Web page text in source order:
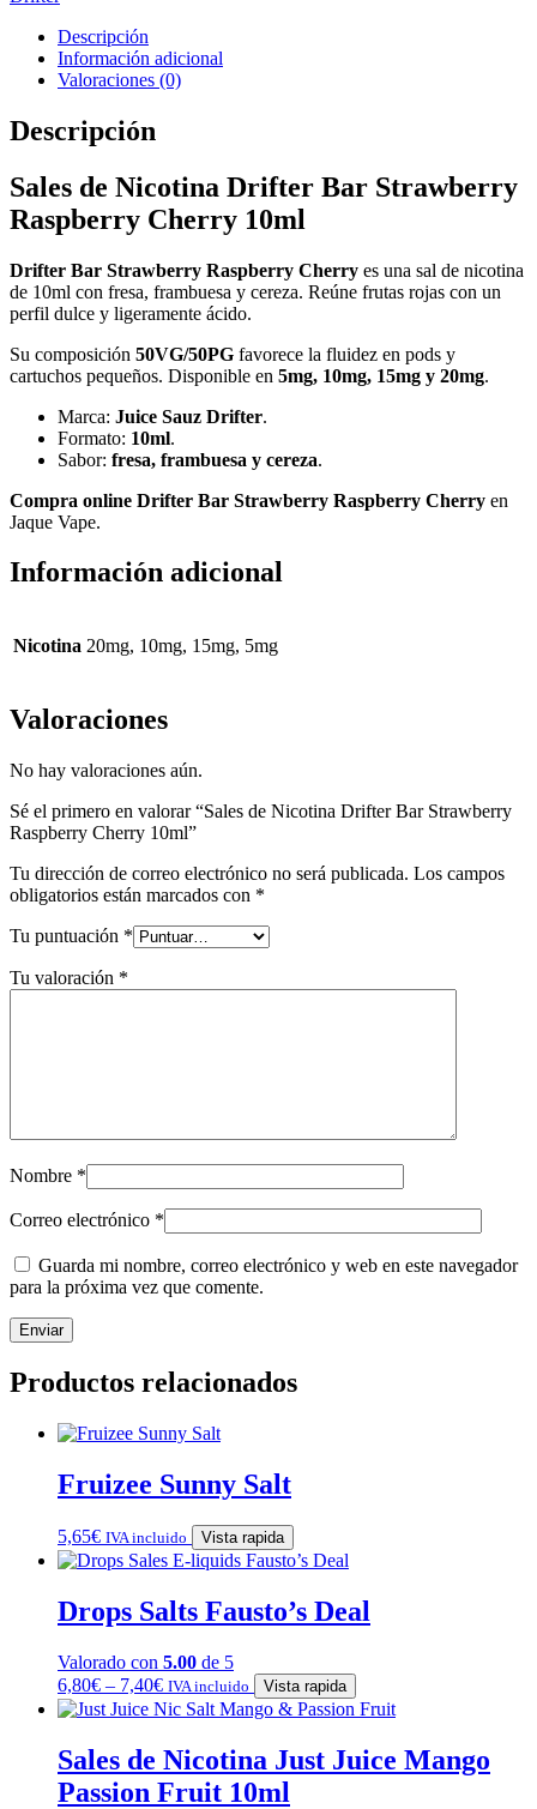
Descripción
Información adicional
Valoraciones (0)
Descripción
Sales de Nicotina Drifter Bar Strawberry
Raspberry Cherry 10ml
Drifter Bar Strawberry Raspberry Cherry es una sal de nicotina
de 10ml con fresa, frambuesa y cereza. Reúne frutas rojas con un
perfil dulce y ligeramente ácido.
Su composición 50VG/50PG favorece la fluidez en pods y
cartuchos pequeños. Disponible en 5mg, 10mg, 15mg y 20mg.
Marca: Juice Sauz Drifter.
Formato: 10ml.
Sabor: fresa, frambuesa y cereza.
Compra online Drifter Bar Strawberry Raspberry Cherry en
Jaque Vape.
Información adicional
Nicotina 20mg, 10mg, 15mg, 5mg
Valoraciones
No hay valoraciones aún.
Sé el primero en valorar “Sales de Nicotina Drifter Bar Strawberry
Raspberry Cherry 10ml”
Tu dirección de correo electrónico no será publicada. Los campos
obligatorios están marcados con *
Tu puntuación *
Tu valoración *
Nombre *
Correo electrónico *
Guarda mi nombre, correo electrónico y web en este navegador
para la próxima vez que comente.
Productos relacionados
Fruizee Sunny Salt
5,65€ IVA incluido Vista rapida
Drops Salts Fausto’s Deal
Valorado con 5.00 de 5
6,80€ – 7,40€ IVA incluido Vista rapida
Sales de Nicotina Just Juice Mango
Passion Fruit 10ml